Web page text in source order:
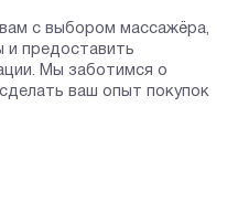
с выбором массажёра,
и предоставить
Мы заботимся о
ваш опыт покупок